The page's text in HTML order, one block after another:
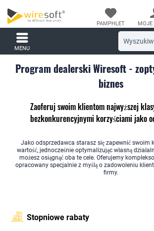
PAMPHLET MOJE
MENU
Program dealerski Wiresoft -
biznes
Zaoferuj swoim klientom najwyższej
bezkonkurencyjnymi korzyściami jako
Jako odsprzedawca starasz się zapewnić swoim
wartość, jednocześnie optymalizując własną
możesz osiągnąć oba te cele. Oferujemy
opracowany specjalnie z myślą o zadowoleniu
firmy.
Stopniowe rabaty